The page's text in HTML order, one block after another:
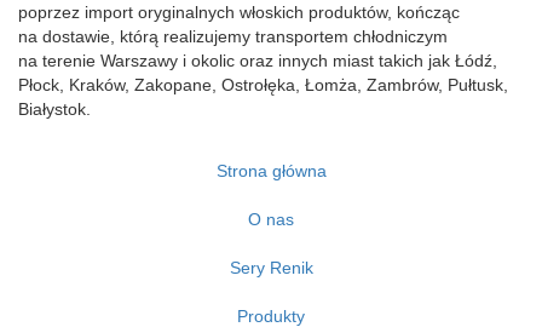
poprzez import oryginalnych włoskich produktów, kończąc
na dostawie, którą realizujemy transportem chłodniczym
na terenie Warszawy i okolic oraz innych miast takich jak Łódź,
Płock, Kraków, Zakopane, Ostrołęka, Łomża, Zambrów, Pułtusk,
Białystok.
Strona główna
O nas
Sery Renik
Produkty